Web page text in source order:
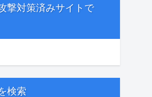
撃対策済みサイトで
検索